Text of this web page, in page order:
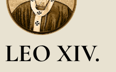
LEO XIV.